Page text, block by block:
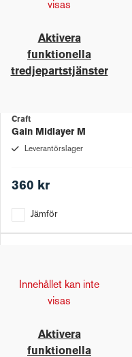
visas
Aktivera
funktionella
tredjepartstjänster
Craft
Gain Midlayer M
Leverantörslager
360 kr
Jämför
Innehållet kan inte
visas
Aktivera
funktionella